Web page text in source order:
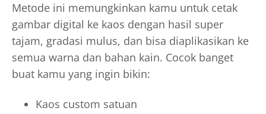
Metode ini memungkinkan kamu untuk cetak
gambar digital ke kaos dengan hasil super
tajam, gradasi mulus, dan bisa diaplikasikan ke
semua warna dan bahan kain. Cocok banget
buat kamu yang ingin bikin:
Kaos custom satuan